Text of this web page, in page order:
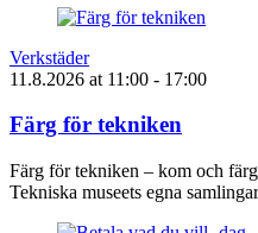
Verkstäder
11.8.2026 at 11:00 - 17:00
Färg för tekniken
Färg för tekniken – kom och
Tekniska museets egna samlingar